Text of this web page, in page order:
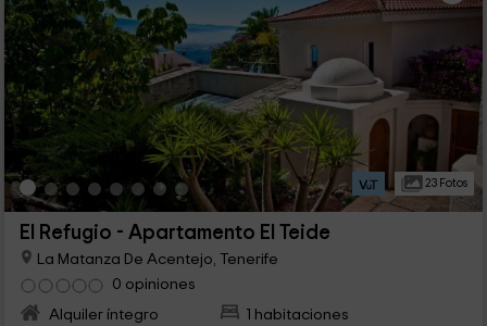
23 Fotos
El Refugio - Apartamento El Teide
La Matanza De Acentejo, Tenerife
0 opiniones
Alquiler íntegro
1 habitaciones